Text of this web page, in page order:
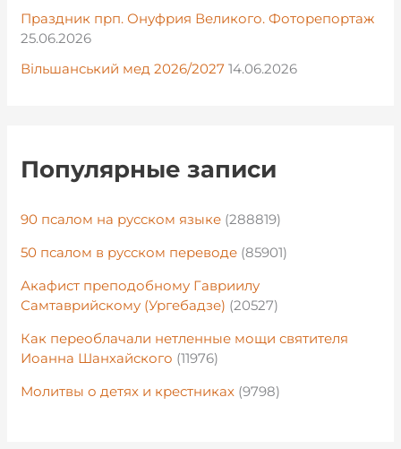
Праздник прп. Онуфрия Великого. Фоторепортаж
25.06.2026
Вільшанський мед 2026/2027 14.06.2026
Популярные записи
90 псалом на русском языке (288819)
50 псалом в русском переводе (85901)
Акафист преподобному Гавриилу
Самтаврийскому (Ургебадзе) (20527)
Как переоблачали нетленные мощи святителя
Иоанна Шанхайского (11976)
Молитвы о детях и крестниках (9798)